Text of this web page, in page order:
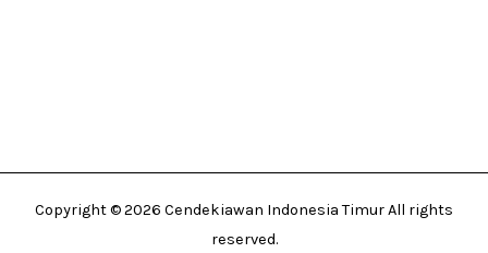
Copyright © 2026 Cendekiawan Indonesia Timur All rights
reserved.